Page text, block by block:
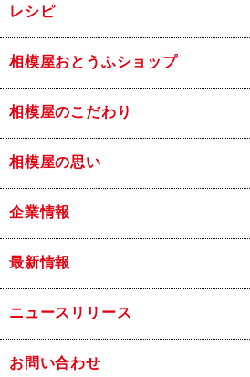
レシピ
相模屋おとうふショップ
相模屋のこだわり
相模屋の思い
企業情報
最新情報
ニュースリリース
お問い合わせ